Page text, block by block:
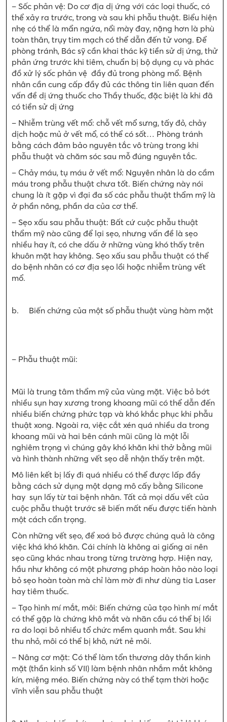
– Sốc phản vệ: Do cơ địa dị ứng với các loại thuốc, có
thể xảy ra trước, trong và sau khi phẫu thuật. Biểu hiện
nhẹ có thể là mẩn ngứa, nổi mày đay, nặng hơn là phù
toàn thân, trụy tim mạch có thể dẫn đến tử vong. Để
phòng tránh, Bác sỹ cần khai thác kỹ tiền sử dị ứng, thử
phản ứng trước khi tiêm, chuẩn bị bộ dụng cụ và phác
đồ xử lý sốc phản vệ đầy đủ trong phòng mổ. Bệnh
nhân cần cung cấp đầy đủ các thông tin liên quan đến
vấn đề dị ứng thuốc cho Thầy thuốc, đặc biệt là khi đã
có tiền sử dị ứng
– Nhiễm trùng vết mổ: chỗ vết mổ sưng, tấy đỏ, chảy
dịch hoặc mủ ở vết mổ, có thể có sốt… Phòng tránh
bằng cách đảm bảo nguyên tắc vô trùng trong khi
phẫu thuật và chăm sóc sau mỗ đúng nguyên tắc.
– Chảy máu, tụ máu ở vết mổ: Nguyên nhân là do cầm
máu trong phẫu thuật chưa tốt. Biến chứng này nói
chung là ít gặp vì đại đa số các phẫu thuật thẩm mỹ là
ở phần nông, phần da của cơ thể.
– Sẹo xấu sau phẫu thuật: Bất cứ cuộc phẫu thuật
thẩm mỹ nào cũng để lại sẹo, nhưng vấn đề là sẹo
nhiều hay ít, có che dấu ở những vùng khó thấy trên
khuôn mặt hay không. Sẹo xấu sau phẫu thuật có thể
do bệnh nhân có cơ địa sẹo lồi hoặc nhiễm trùng vết
mổ.
b. Biến chứng của một số phẫu thuật vùng hàm mặt
– Phẫu thuật mũi:
Mũi là trung tâm thẩm mỹ của vùng mặt. Việc bỏ bớt
nhiều sụn hay xương trong khoang mũi có thể dẫn đến
nhiều biến chứng phức tạp và khó khắc phục khi phẫu
thuật xong. Ngoài ra, việc cắt xén quá nhiều da trong
khoang mũi và hai bên cánh mũi cũng là một lỗi
nghiêm trọng vì chúng gây khó khăn khi thở bằng mũi
và hình thành những vết sẹo dễ nhận thấy trên mặt.
Mô liên kết bị lấy đi quá nhiều có thể được lấp đầy
bằng cách sử dụng một dạng mô cấy bằng Silicone
hay sụn lấy từ tai bệnh nhân. Tất cả mọi dấu vết của
cuộc phẫu thuật trước sẽ biến mất nếu được tiến hành
một cách cẩn trọng.
Còn những vết sẹo, để xoá bỏ được chúng quả là công
việc khá khó khăn. Cái chính là không ai giống ai nên
sẹo cũng khác nhau trong từng trường hợp. Hiện nay,
hầu như không có một phương pháp hoàn hảo nào loại
bỏ sẹo hoàn toàn mà chỉ làm mờ đi như dùng tia Laser
hay tiêm thuốc.
– Tạo hình mí mắt, môi: Biến chứng của tạo hình mí mắt
có thể gặp là chứng khô mắt và nhãn cầu có thể bị lồi
ra do loại bỏ nhiều tổ chức mềm quanh mắt. Sau khi
thu nhỏ, môi có thể bị khô, nứt nẻ môi.
– Nâng cơ mặt: Có thể làm tổn thương dây thần kinh
mặt (thần kinh số VII) làm bệnh nhân nhắm mắt không
kín, miệng méo. Biến chứng này có thể tạm thời hoặc
vĩnh viễn sau phẫu thuật